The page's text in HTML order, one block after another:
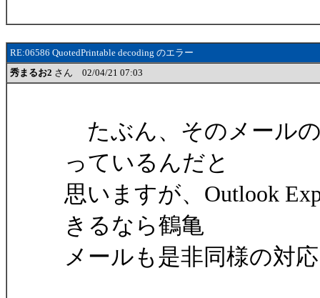
RE:06586 QuotedPrintable decoding のエラー
秀まるお2 さん 02/04/21 07:03
たぶん、そのメールの
っているんだと
思いますが、Outlook
きるなら鶴亀
メールも是非同様の対